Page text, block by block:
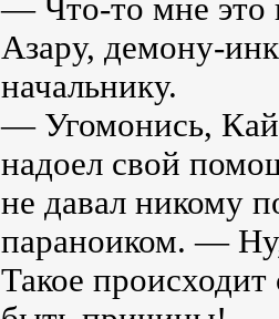
— Что-то мне это
Азару, демону-
начальнику.
— Угомонись,
надоел свой
не давал никому
параноиком. —
Такое